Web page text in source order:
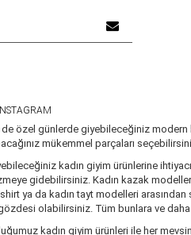
INSTAGRAM
özel günlerde giyebileceğiniz
mükemmel parçaları
kadın giyim ürünlerine
gidebilirsiniz. Kadın kazak
ya da kadın tayt modelleri
olabilirsiniz. Tüm bunlara ve
kadın giyim ürünleri ile her